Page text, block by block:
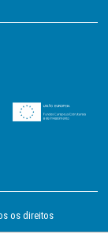
os direitos